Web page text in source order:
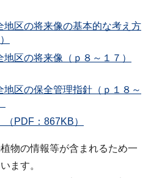
地区の将来像の基本的な考え方
区の将来像（ｐ８～１７）
地区の保全管理指針（ｐ１８～
PDF：867KB）
物の情報等が含まれるため一
ます。